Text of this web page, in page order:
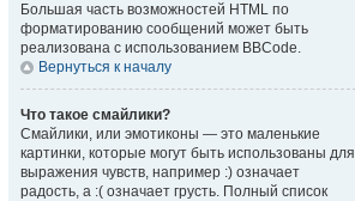
Большая часть возможностей HTML по
форматированию сообщений может быть
реализована с использованием BBCode.
Вернуться к началу
Что такое смайлики?
Смайлики, или эмотиконы — это маленькие
картинки, которые могут быть использованы для
выражения чувств, например :) означает
радость, а :( означает грусть. Полный список